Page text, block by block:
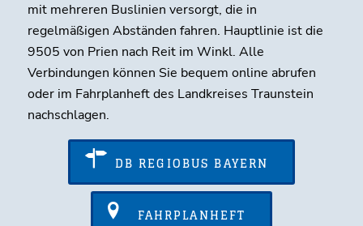
mit mehreren Buslinien versorgt, die in
regelmäßigen Abständen fahren. Hauptlinie ist die
9505 von Prien nach Reit im Winkl. Alle
Verbindungen können Sie bequem online abrufen
oder im Fahrplanheft des Landkreises Traunstein
nachschlagen.
DB REGIOBUS BAYERN
FAHRPLANHEFT